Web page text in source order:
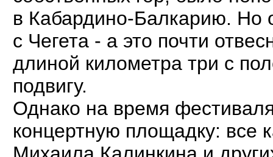
в Кабардино-Балкарию. Но
с Чегета - а это почти
длиной километра три с
подвигу.
Однако на время
концертную площадку: все